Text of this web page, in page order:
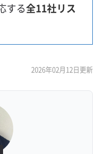
する全11社リス
2026年02月12日更新